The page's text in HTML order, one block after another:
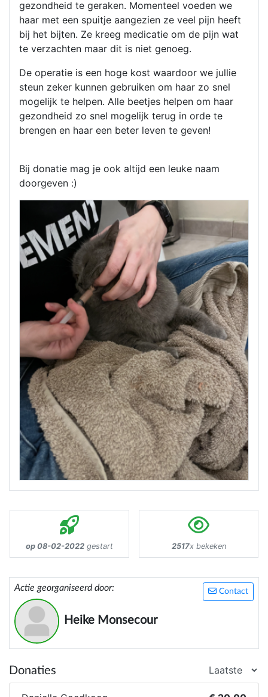
gezondheid te geraken. Momenteel voeden we
haar met een spuitje aangezien ze veel pijn heeft
bij het bijten. Ze kreeg medicatie om de pijn wat
te verzachten maar dit is niet genoeg.
De operatie is een hoge kost waardoor we jullie
steun zeker kunnen gebruiken om haar zo snel
mogelijk te helpen. Alle beetjes helpen om haar
gezondheid zo snel mogelijk terug in orde te
brengen en haar een beter leven te geven!
Bij donatie mag je ook altijd een leuke naam
doorgeven :)
op 08-02-2022 gestart 2517x bekeken
Contact
Actie georganiseerd door:
Heike Monsecour
Donaties